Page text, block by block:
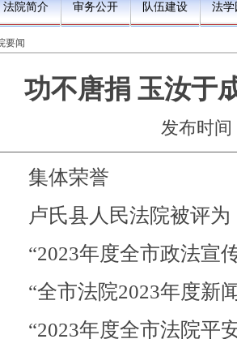
法院简介 审务公开 队伍建设 法学
要闻
功不唐捐 玉汝于
发布时间
体荣誉
氏县人民法院被评为
年度全市政法宣
全市法院2023年度新闻
年度全市法院平安